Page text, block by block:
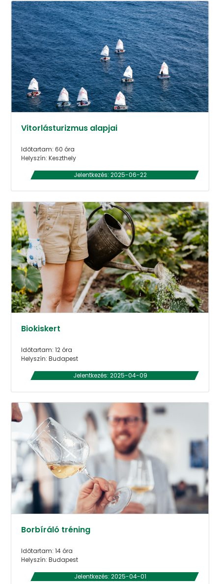
Vitorlásturizmus alapjai
Időtartam: 60 óra
Helyszín: Keszthely
Jelentkezés: 2025-06-22
Biokiskert
Időtartam: 12 óra
Helyszín: Budapest
Jelentkezés: 2025-04-09
Borbíráló tréning
Időtartam: 14 óra
Helyszín: Budapest
Jelentkezés: 2025-04-01